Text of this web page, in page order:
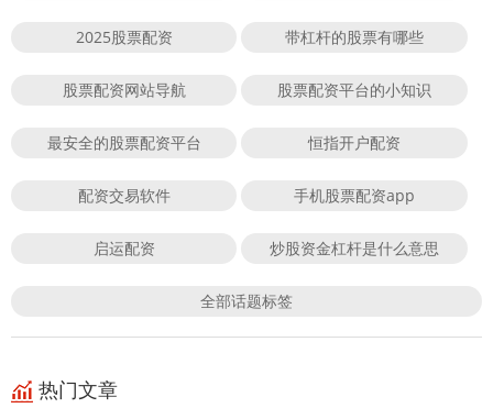
2025股票配资 带杠杆的股票有哪些
股票配资网站导航 股票配资平台的小知识
最安全的股票配资平台 恒指开户配资
配资交易软件 手机股票配资app
启运配资 炒股资金杠杆是什么意思
全部话题标签
热门文章